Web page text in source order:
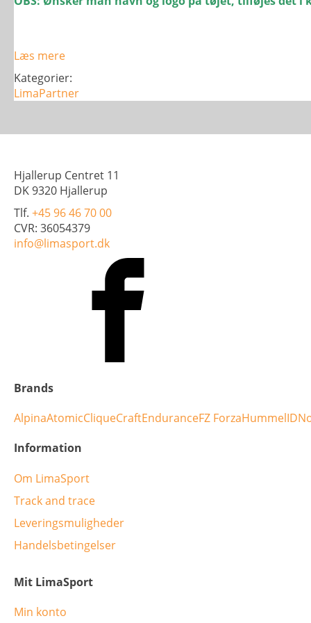
Læs mere
Kategorier:
LimaPartner
Hjallerup Centret 11
DK 9320 Hjallerup
Tlf. +45 96 46 70 00
CVR: 36054379
info@limasport.dk
Brands
AlpinaAtomicCliqueCraftEnduranceFZ ForzaHummelID
Information
Om LimaSport
Track and trace
Leveringsmuligheder
Handelsbetingelser
Mit LimaSport
Min konto